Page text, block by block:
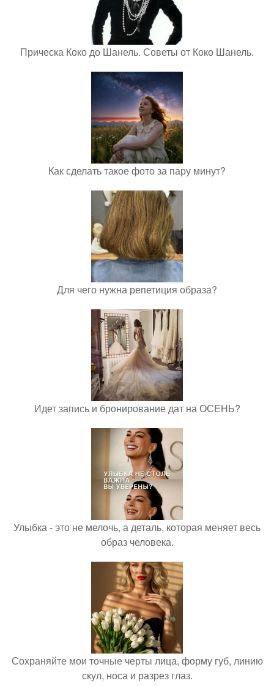
Прическа Коко до Шанель. Советы от Коко Шанель.
Как сделать такое фото за пару минут?
Для чего нужна репетиция образа?
Идет запись и бронирование дат на ОСЕНЬ?
Улыбка - это не мелочь, а деталь, которая меняет весь
образ человека.
Сохраняйте мои точные черты лица, форму губ, линию
скул, носа и разрез глаз.